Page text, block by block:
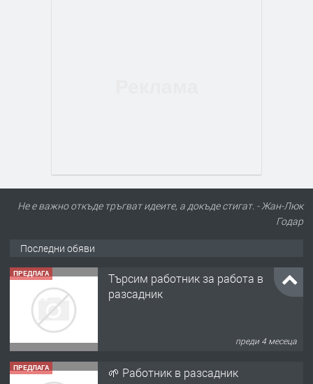
Не е важно откъде тръгват идеите, а докъде стигат. - Жан-Люк
Годар
Последни обяви
Търсим работник за работа в
разсадник
ПРЕДЛАГА 🌱 Работник в разсадник
преди 4 месеца
ПРЕДЛАГА Търсим работничка